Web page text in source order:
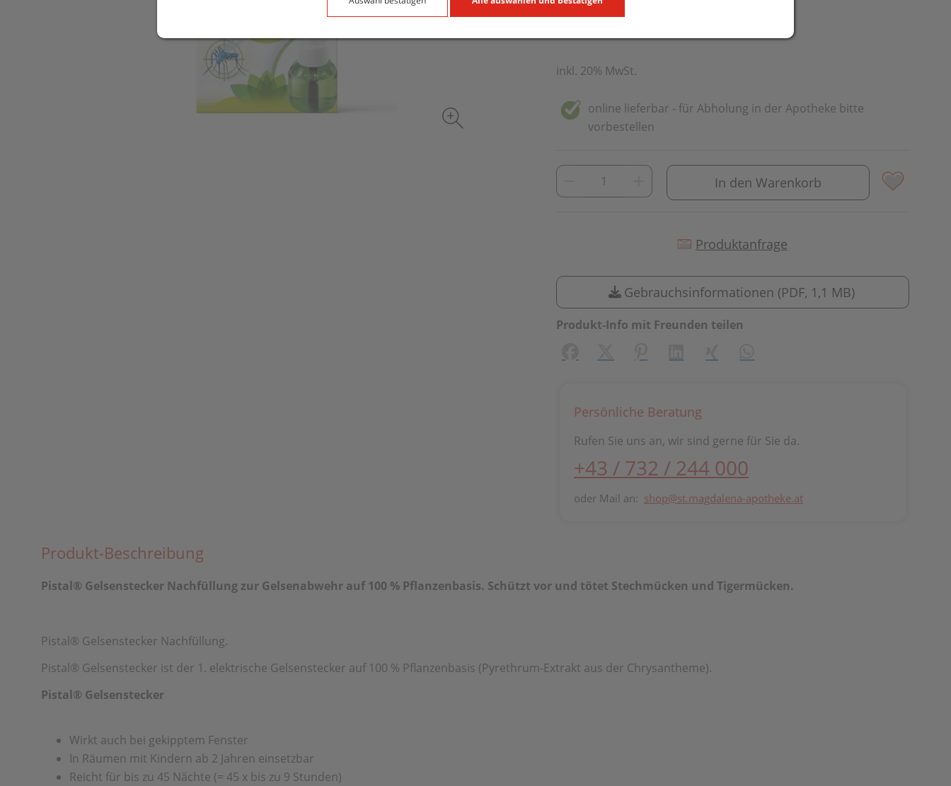
inkl. 20% MwSt.
online lieferbar - für Abholung in der Apotheke bitte
vorbestellen
In den Warenkorb
Produktanfrage
Gebrauchsinformationen (PDF, 1,1 MB)
Produkt-Info mit Freunden teilen
Persönliche Beratung
Rufen Sie uns an, wir sind gerne für Sie da.
+43 / 732 / 244 000
oder Mail an: shop@st.magdalena-apotheke.at
Produkt-Beschreibung
Pistal® Gelsenstecker Nachfüllung zur Gelsenabwehr auf 100 % Pflanzenbasis. Schützt vor und tötet Stechmücken und Tigermücken.
Pistal® Gelsenstecker Nachfüllung.
Pistal® Gelsenstecker ist der 1. elektrische Gelsenstecker auf 100 % Pflanzenbasis (Pyrethrum-Extrakt aus der Chrysantheme).
Pistal® Gelsenstecker
Wirkt auch bei gekipptem Fenster
In Räumen mit Kindern ab 2 Jahren einsetzbar
Reicht für bis zu 45 Nächte (= 45 x bis zu 9 Stunden)